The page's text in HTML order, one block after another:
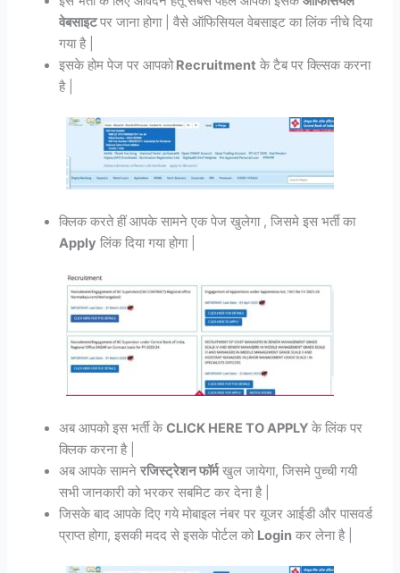
वेबसाइटपर जाना होगा | वैसे ऑफिसियल वेबसाइट का लिंक नीचे दिया
गया है |
इसके होम पेज पर आपकोRecruitment के टैब पर क्ल्सिक करना
है |
क्लिक करते हीं आपके सामने एक पेज खुलेगा , जिसमे इस भर्ती का
Apply लिंक दिया गया होगा |
अब आपको इस भर्ती केCLICK HERE TO APPLYके लिंक पर
क्लिक करना है |
अब आपके सामनेरजिस्ट्रेशन फॉर्मखुल जायेगा, जिसमे पुच्ची गयी
सभी जानकारी को भरकर सबमिट कर देना है |
जिसके बाद आपके दिए गये मोबाइल नंबर पर यूजर आईडी और पासवर्ड
प्राप्त होगा, इसकी मदद से इसके पोर्टल को Login कर लेना है |